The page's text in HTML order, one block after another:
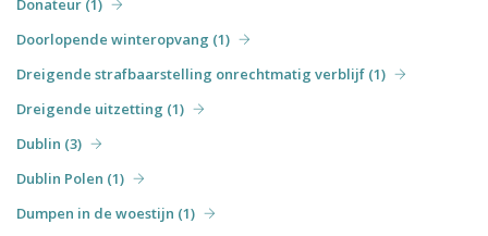
Donateur (1)
Doorlopende winteropvang (1)
Dreigende strafbaarstelling onrechtmatig verblijf (1)
Dreigende uitzetting (1)
Dublin (3)
Dublin Polen (1)
Dumpen in de woestijn (1)